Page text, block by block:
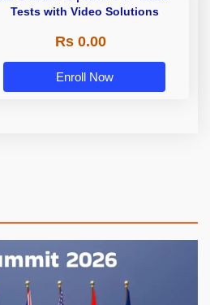
Tests with Video Solutions
Rs 0.00
Enroll Now